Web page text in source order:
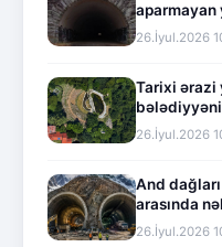
aparmayan
26.İyul.2026
Tarixi ərazi
bələdiyyəni
26.İyul.2026
And
arasında
26.İyul.2026